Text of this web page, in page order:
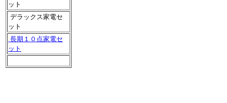
ット
デラックス家電セ
ット
長期１０点家電セ
ット